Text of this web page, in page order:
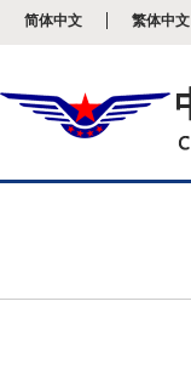
简体中文 繁体中文
开
说